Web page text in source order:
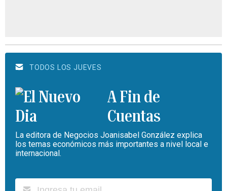
TODOS LOS JUEVES
A Fin de
Cuentas
La editora de Negocios Joanisabel González explica
los temas económicos más importantes a nivel local e
internacional.